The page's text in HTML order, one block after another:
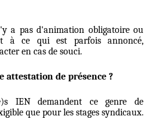
a pas d'animation obligatoire ou
à ce qui est parfois annoncé,
en cas de souci.
attestation de présence ?
IEN demandent ce genre de
que pour les stages syndicaux.